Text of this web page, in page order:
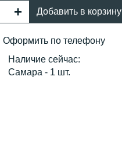
Добавить в корзину
Оформить по телефону
Наличие сейчас:
Самара - 1 шт.